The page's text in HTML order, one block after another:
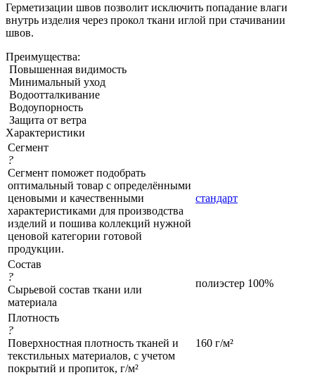
Герметизации швов позволит исключить попадание влаги
внутрь изделия через прокол ткани иглой при стачивании
швов.
Преимущества:
Повышенная видимость
Минимальный уход
Водоотталкивание
Водоупорность
Защита от ветра
Характеристики
Сегмент
?
Сегмент поможет подобрать
оптимальный товар с определёнными
ценовыми и качественными
характеристиками для производства
изделий и пошива коллекций нужной
ценовой категории готовой
продукции.
стандарт
Состав
?
Сырьевой состав ткани или
материала
полиэстер 100%
Плотность
?
Поверхностная плотность тканей и
текстильных материалов, с учетом
покрытий и пропиток, г/м²
160 г/м²